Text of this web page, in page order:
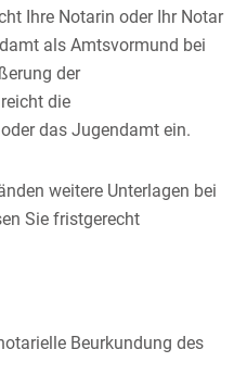
Ihre Notarin oder Ihr Notar
als Amtsvormund bei
der
die
das Jugendamt ein.
weitere Unterlagen bei
Sie fristgerecht
Beurkundung des